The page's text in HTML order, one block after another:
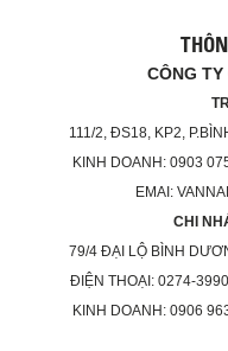
CÔNG TY
111/2, ĐS18, KP2,
KINH DOANH: 0903
EMAI:
CHI
79/4 ĐẠI LỘ BÌNH
ĐIỆN THOẠI: 0274-
KINH DOANH: 0906